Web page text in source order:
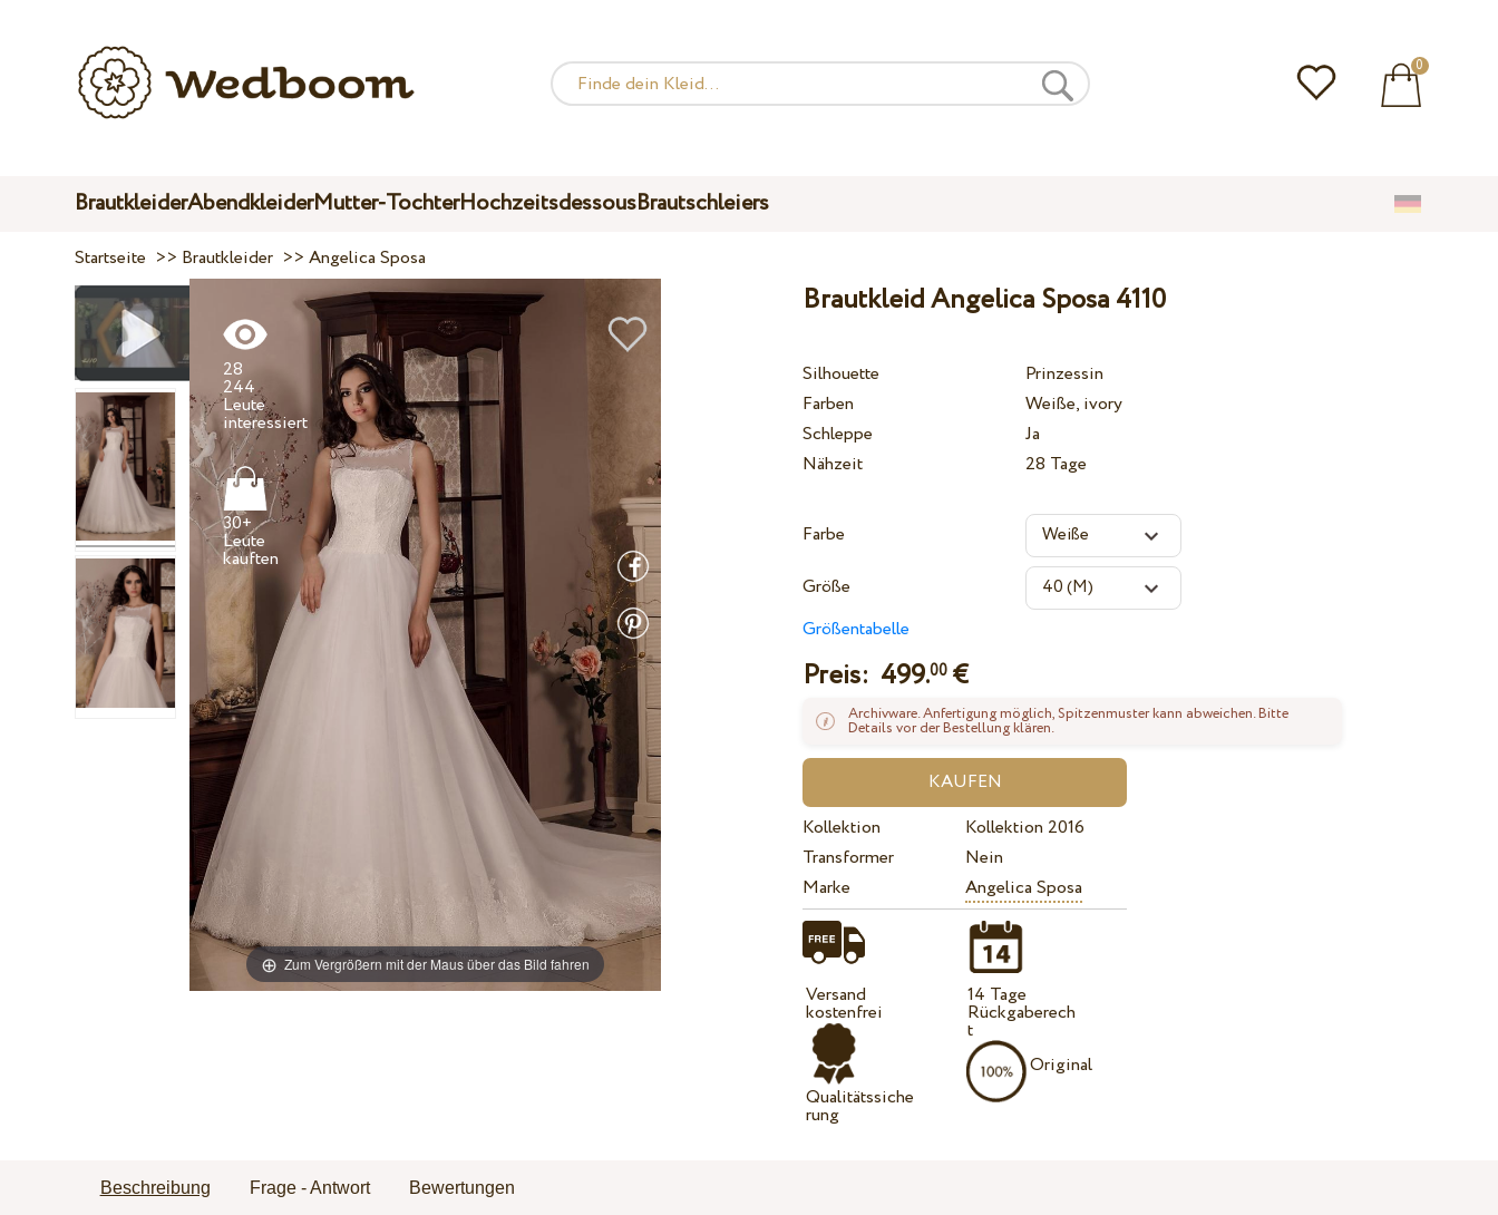
0
BrautkleiderAbendkleiderMutter-TochterHochzeitsdessousBrautschleiers
Startseite >> Brautkleider >>Angelica Sposa
Zum Vergrößern mit der Maus über das Bild fahren
28
244
Leute
30+
Leute
Brautkleid Angelica Sposa 4110
Silhouette
Prinzessin
Farben
Weiße, ivory
Schleppe
Ja
Nähzeit
28 Tage
Farbe
Größe
Größentabelle
Preis: 499.00 €
Archivware. Anfertigung möglich, Spitzenmuster kann abweichen. Bitte
Details vor der Bestellung klären.
Kollektion
Kollektion 2016
Transformer
Nein
Marke
Angelica Sposa
Versand
kostenfrei
Qualitätssiche
rung
14 Tage
Rückgaberech
t
Original
Beschreibung Frage - Antwort Bewertungen